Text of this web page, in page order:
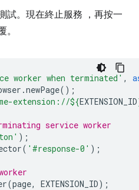
試。現在終止服務 ，再按一
worker when terminated' ,
.newPage();
extension://${EXTENSION_ID
service worker
);
( '#response-0' );
(page, EXTENSION_ID);